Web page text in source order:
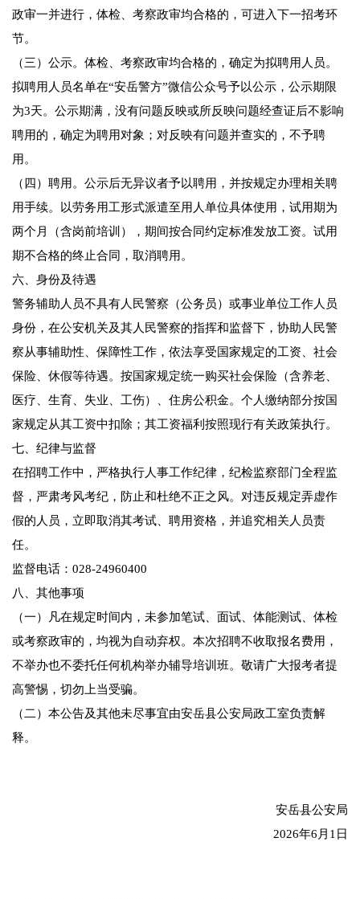
政审一并进行，体检、考察政审均合格的，可进入下一招考环
节。
（三）公示。体检、考察政审均合格的，确定为拟聘用人员。
拟聘用人员名单在“安岳警方”微信公众号予以公示，公示期限
为3天。公示期满，没有问题反映或所反映问题经查证后不影响
聘用的，确定为聘用对象；对反映有问题并查实的，不予聘
用。
（四）聘用。公示后无异议者予以聘用，并按规定办理相关聘
用手续。以劳务用工形式派遣至用人单位具体使用，试用期为
两个月（含岗前培训），期间按合同约定标准发放工资。试用
期不合格的终止合同，取消聘用。
六、身份及待遇
警务辅助人员不具有人民警察（公务员）或事业单位工作人员
身份，在公安机关及其人民警察的指挥和监督下，协助人民警
察从事辅助性、保障性工作，依法享受国家规定的工资、社会
保险、休假等待遇。按国家规定统一购买社会保险（含养老、
医疗、生育、失业、工伤）、住房公积金。个人缴纳部分按国
家规定从其工资中扣除；其工资福利按照现行有关政策执行。
七、纪律与监督
在招聘工作中，严格执行人事工作纪律，纪检监察部门全程监
督，严肃考风考纪，防止和杜绝不正之风。对违反规定弄虚作
假的人员，立即取消其考试、聘用资格，并追究相关人员责
任。
监督电话：028-24960400
八、其他事项
（一）凡在规定时间内，未参加笔试、面试、体能测试、体检
或考察政审的，均视为自动弃权。本次招聘不收取报名费用，
不举办也不委托任何机构举办辅导培训班。敬请广大报考者提
高警惕，切勿上当受骗。
（二）本公告及其他未尽事宜由安岳县公安局政工室负责解
释。
安岳县公安局
2026年6月1日